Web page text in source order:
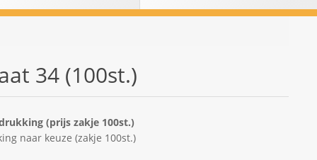
34 (100st.)
(prijs zakje 100st.)
naar keuze (zakje 100st.)